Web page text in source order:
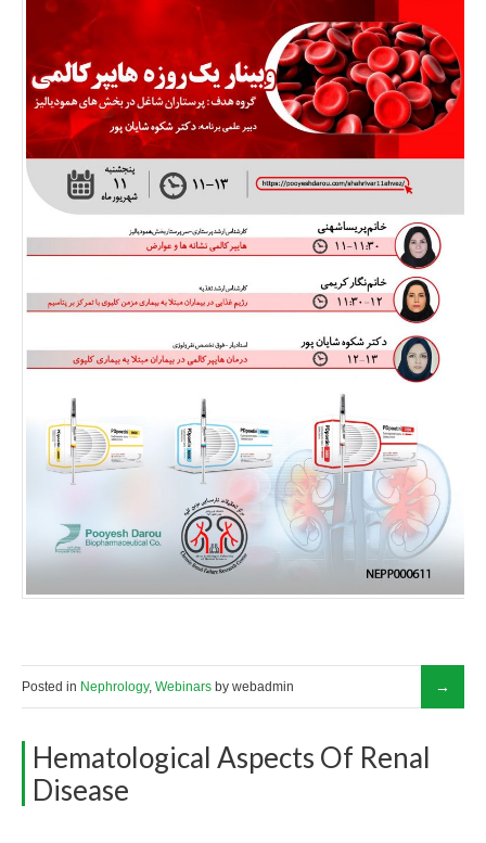
Posted in Nephrology, Webinars by webadmin
Hematological Aspects Of Renal
Disease